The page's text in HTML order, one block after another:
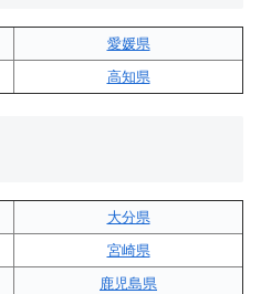
愛媛県
高知県
大分県
宮崎県
鹿児島県